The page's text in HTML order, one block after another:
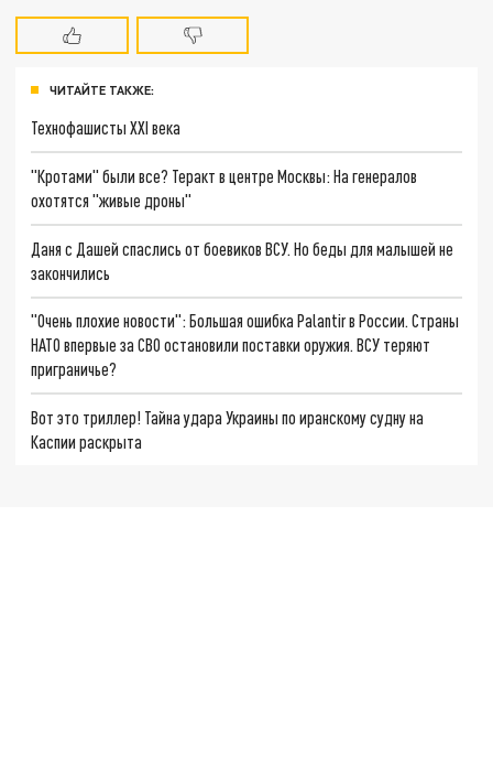
ЧИТАЙТЕ ТАКЖЕ:
Технофашисты XXI века
"Кротами" были все? Теракт в центре Москвы: На генералов
охотятся "живые дроны"
Даня с Дашей спаслись от боевиков ВСУ. Но беды для малышей не
закончились
"Очень плохие новости": Большая ошибка Palantir в России. Страны
НАТО впервые за СВО остановили поставки оружия. ВСУ теряют
приграничье?
Вот это триллер! Тайна удара Украины по иранскому судну на
Каспии раскрыта